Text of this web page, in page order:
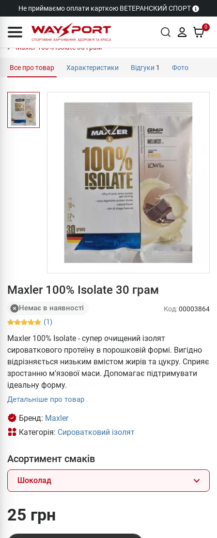
Не приймаємо оплати карткою ВЕТЕРАНСКИЙ СПОРТ
0
Maxler 100% Isolate 30 грам
Все про товар Характеристики Відгуки 1 Фото
Maxler 100% Isolate 30 грам
Немає в наявності
(1)
Код:00003864
Maxler 100% Isolate - супер очищений ізолят
сироваткового протеїну в порошковій формі. Вигідно
відрізняється низьким вмістом жирів та цукру. Сприяє
зростанню м'язової маси. Допомагає підтримувати
ідеальну форму.
Детальніше про товар
Бренд: Maxler
Категорія: Cироватковий ізолят
Асортимент смаків
Шоколад
25 грн